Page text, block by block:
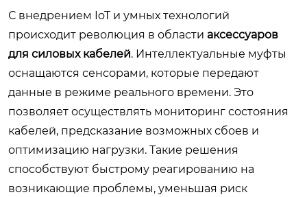
С внедрением IoT и умных технологий
происходит революция в области аксессуаров
для силовых кабелей. Интеллектуальные муфты
оснащаются сенсорами, которые передают
данные в режиме реального времени. Это
позволяет осуществлять мониторинг состояния
кабелей, предсказание возможных сбоев и
оптимизацию нагрузки. Такие решения
способствуют быстрому реагированию на
возникающие проблемы, уменьшая риск